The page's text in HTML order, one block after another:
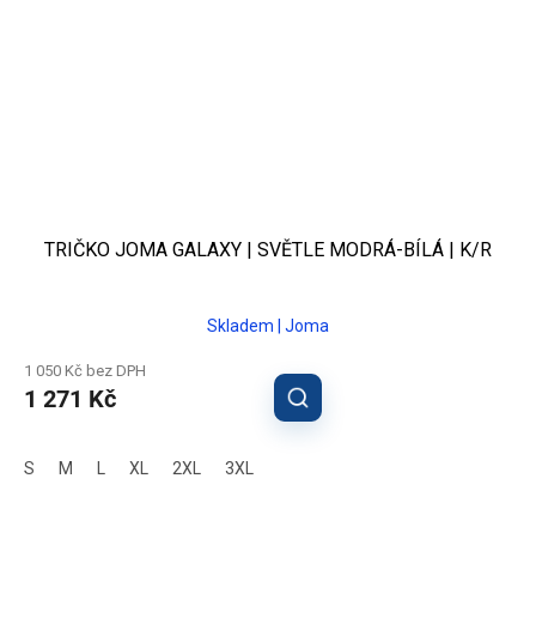
TRIČKO JOMA GALAXY | SVĚTLE MODRÁ-BÍLÁ | K/R
Skladem | Joma
1 050 Kč bez DPH
1 271 Kč
S M L XL 2XL 3XL